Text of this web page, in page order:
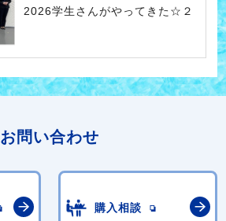
2026学生さんがやってきた☆２
お問い合わせ
購入相談